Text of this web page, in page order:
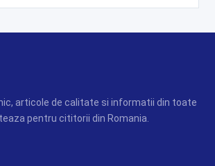
articole de calitate si informatii din toate
pentru cititorii din Romania.